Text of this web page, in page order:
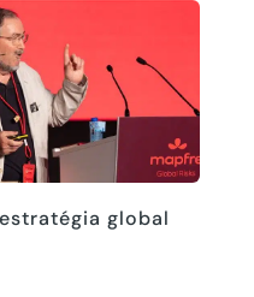
global